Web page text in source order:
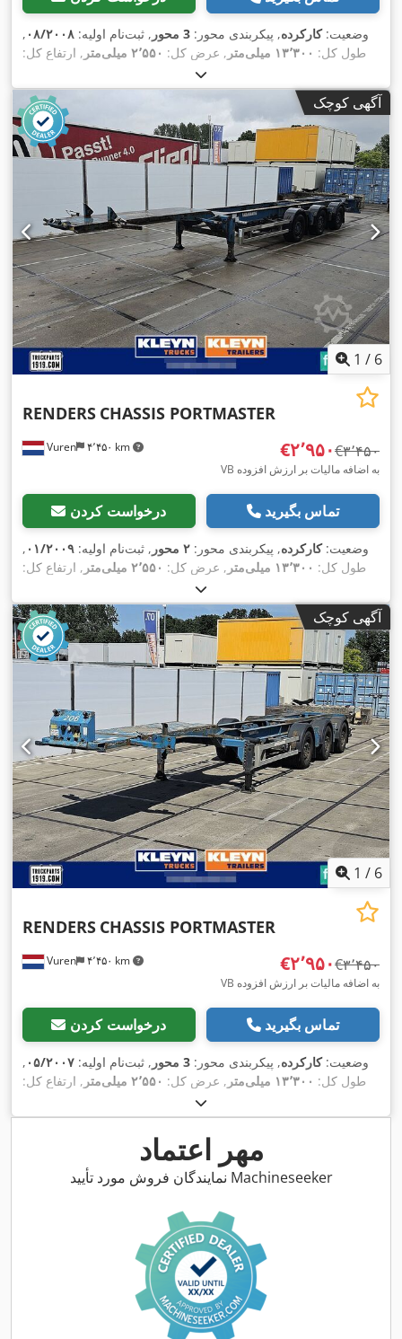
وضعیت:کارکرده, پیکربندی محور: 3 محور , ثبت‌نام اولیه: ۰۸/۲۰۰۸ ,
طول کل: ۱۳٬۳۰۰ میلی‌متر , عرض کل: ۲٬۵۵۰ میلی‌متر
, ارتفاع کل:
, سیستم تعلیق:
دیگر, سال ساخت:۲۰۰۸, تجهیزات: ,
آگهی کوچک
1 / 6
Vuren ۴٬۴۵۰ km
RENDERS CHASSIS PORTMASTER
‎€۲٬۹۵۰ ‎€۳٬۴۵۰
VB به اضافه مالیات بر ارزش افزوده
درخواست کردن تماس بگیرید
وضعیت:کارکرده, پیکربندی محور: ۲ محور , ثبت‌نام اولیه: ۰۱/۲۰۰۹ ,
طول کل: ۱۳٬۳۰۰ میلی‌متر , عرض کل: ۲٬۵۵۰ میلی‌متر
, ارتفاع کل:
, سیستم تعلیق:
دیگر, سال ساخت:۲۰۰۹, تجهیزات: ,
آگهی کوچک
1 / 6
Vuren ۴٬۴۵۰ km
RENDERS CHASSIS PORTMASTER
‎€۲٬۹۵۰ ‎€۳٬۴۵۰
VB به اضافه مالیات بر ارزش افزوده
درخواست کردن تماس بگیرید
وضعیت:کارکرده, پیکربندی محور: 3 محور , ثبت‌نام اولیه: ۰۵/۲۰۰۷ ,
طول کل: ۱۳٬۳۰۰ میلی‌متر , عرض کل: ۲٬۵۵۰ میلی‌متر
, ارتفاع کل:
, سیستم تعلیق:
دیگر, سال ساخت:۲۰۰۷, تجهیزات: ,
مهر اعتماد
نمایندگان فروش مورد تأیید Machineseeker